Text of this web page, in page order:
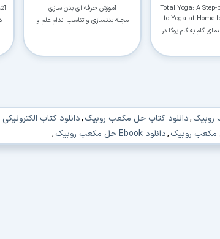
Total Yoga: A Step-
to Yoga at Home
گام به گام یوگا در
آموزش حرفه ای بدن سازی
مجله بدنسازی و تناسب اندام علم و
روبیک,دانلود کتاب حل مکعب روبیک,دانلود کتاب
مکعب روبیک,دانلود Ebook حل مکعب روبیک ,